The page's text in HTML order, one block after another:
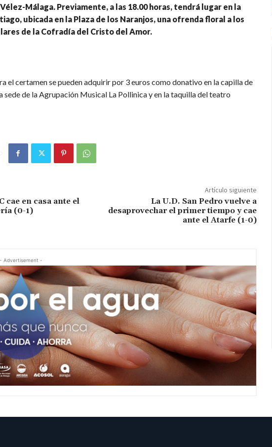
Málaga. Previamente, a las 18.00 horas, tendrá lugar en la
ubicada en la Plaza de los Naranjos, una ofrenda floral a los
de la Cofradía del Cristo del Amor.
el certamen se pueden adquirir por 3 euros como donativo en la capilla de
sede de la Agrupación Musical La Pollinica y en la taquilla del teatro
cae en casa ante el
(0-1)
Artículo siguiente
La U.D. San Pedro vuelve a
desaprovechar el primer tiempo y cae
ante el Atarfe (1-0)
- Advertisement -